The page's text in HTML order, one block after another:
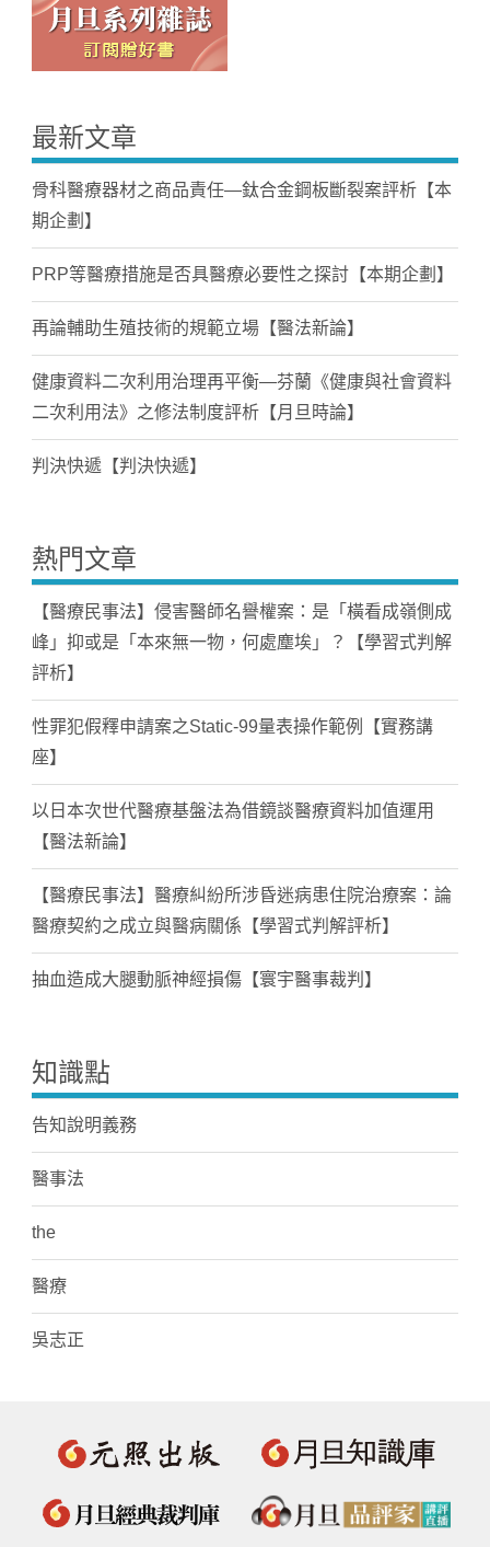
最新文章
骨科醫療器材之商品責任—鈦合金鋼板斷裂案評析【本
期企劃】
PRP等醫療措施是否具醫療必要性之探討【本期企劃】
再論輔助生殖技術的規範立場【醫法新論】
健康資料二次利用治理再平衡—芬蘭《健康與社會資料
二次利用法》之修法制度評析【月旦時論】
判決快遞【判決快遞】
熱門文章
【醫療民事法】侵害醫師名譽權案：是「橫看成嶺側成
峰」抑或是「本來無一物，何處塵埃」？【學習式判解
評析】
性罪犯假釋申請案之Static-99量表操作範例【實務講
座】
以日本次世代醫療基盤法為借鏡談醫療資料加值運用
【醫法新論】
【醫療民事法】醫療糾紛所涉昏迷病患住院治療案：論
醫療契約之成立與醫病關係【學習式判解評析】
抽血造成大腿動脈神經損傷【寰宇醫事裁判】
知識點
告知說明義務
醫事法
the
醫療
吳志正